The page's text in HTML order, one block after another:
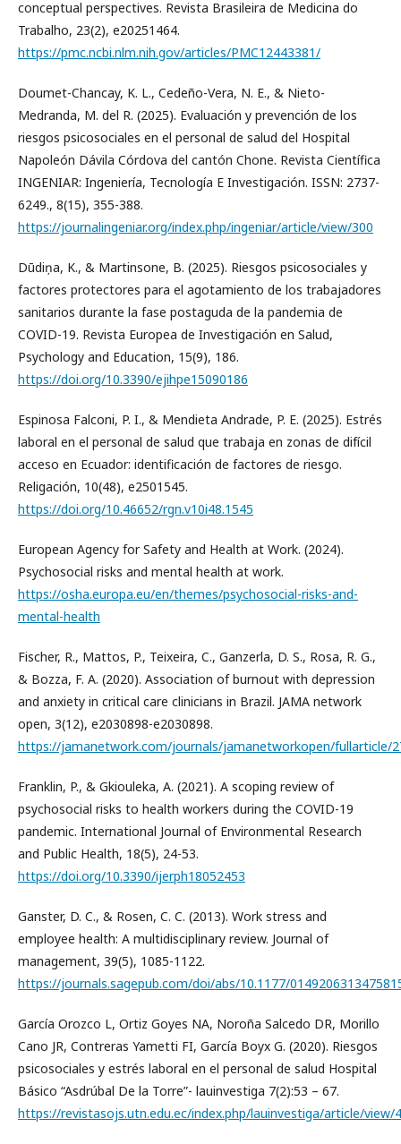
conceptual perspectives. Revista Brasileira de Medicina do
Trabalho, 23(2), e20251464.
https://pmc.ncbi.nlm.nih.gov/articles/PMC12443381/
Doumet-Chancay, K. L., Cedeño-Vera, N. E., & Nieto-
Medranda, M. del R. (2025). Evaluación y prevención de los
riesgos psicosociales en el personal de salud del Hospital
Napoleón Dávila Córdova del cantón Chone. Revista Científica
INGENIAR: Ingeniería, Tecnología E Investigación. ISSN: 2737-
6249., 8(15), 355-388.
https://journalingeniar.org/index.php/ingeniar/article/view/300
Dūdiņa, K., & Martinsone, B. (2025). Riesgos psicosociales y
factores protectores para el agotamiento de los trabajadores
sanitarios durante la fase postaguda de la pandemia de
COVID-19. Revista Europea de Investigación en Salud,
Psychology and Education, 15(9), 186.
https://doi.org/10.3390/ejihpe15090186
Espinosa Falconi, P. I., & Mendieta Andrade, P. E. (2025). Estrés
laboral en el personal de salud que trabaja en zonas de difícil
acceso en Ecuador: identificación de factores de riesgo.
Religación, 10(48), e2501545.
https://doi.org/10.46652/rgn.v10i48.1545
European Agency for Safety and Health at Work. (2024).
Psychosocial risks and mental health at work.
https://osha.europa.eu/en/themes/psychosocial-risks-and-
mental-health
Fischer, R., Mattos, P., Teixeira, C., Ganzerla, D. S., Rosa, R. G.,
& Bozza, F. A. (2020). Association of burnout with depression
and anxiety in critical care clinicians in Brazil. JAMA network
open, 3(12), e2030898-e2030898.
https://jamanetwork.com/journals/jamanetworkopen/fullarticle/
Franklin, P., & Gkiouleka, A. (2021). A scoping review of
psychosocial risks to health workers during the COVID-19
pandemic. International Journal of Environmental Research
and Public Health, 18(5), 24-53.
https://doi.org/10.3390/ijerph18052453
Ganster, D. C., & Rosen, C. C. (2013). Work stress and
employee health: A multidisciplinary review. Journal of
management, 39(5), 1085-1122.
https://journals.sagepub.com/doi/abs/10.1177/
García Orozco L, Ortiz Goyes NA, Noroña Salcedo DR, Morillo
Cano JR, Contreras Yametti FI, García Boyx G. (2020). Riesgos
psicosociales y estrés laboral en el personal de salud Hospital
Básico “Asdrúbal De la Torre”- lauinvestiga 7(2):53 – 67.
https://revistasojs.utn.edu.ec/index.php/lauinvestiga/article/view/